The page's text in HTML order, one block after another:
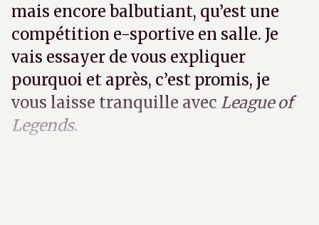
mais encore balbutiant, qu’est une
compétition e-sportive en salle. Je
vais essayer de vous expliquer
pourquoi et après, c’est promis, je
vous laisse tranquille avec League of
Legends.